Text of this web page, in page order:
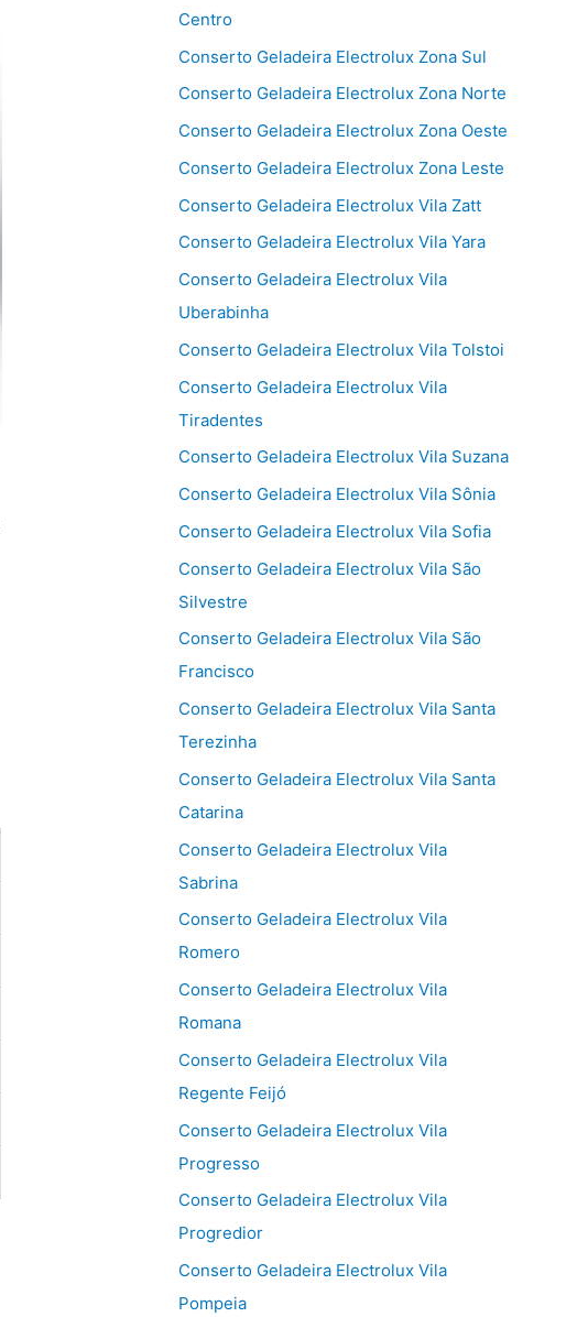
Centro
Conserto Geladeira Electrolux Zona Sul
Conserto Geladeira Electrolux Zona Norte
Conserto Geladeira Electrolux Zona Oeste
Conserto Geladeira Electrolux Zona Leste
Conserto Geladeira Electrolux Vila Zatt
Conserto Geladeira Electrolux Vila Yara
Conserto Geladeira Electrolux Vila
Uberabinha
Conserto Geladeira Electrolux Vila Tolstoi
Conserto Geladeira Electrolux Vila
Tiradentes
Conserto Geladeira Electrolux Vila Suzana
Conserto Geladeira Electrolux Vila Sônia
Conserto Geladeira Electrolux Vila Sofia
Conserto Geladeira Electrolux Vila São
Silvestre
Conserto Geladeira Electrolux Vila São
Francisco
Conserto Geladeira Electrolux Vila Santa
Terezinha
Conserto Geladeira Electrolux Vila Santa
Catarina
Conserto Geladeira Electrolux Vila
Sabrina
Conserto Geladeira Electrolux Vila
Romero
Conserto Geladeira Electrolux Vila
Romana
Conserto Geladeira Electrolux Vila
Regente Feijó
Conserto Geladeira Electrolux Vila
Progresso
Conserto Geladeira Electrolux Vila
Progredior
Conserto Geladeira Electrolux Vila
Pompeia